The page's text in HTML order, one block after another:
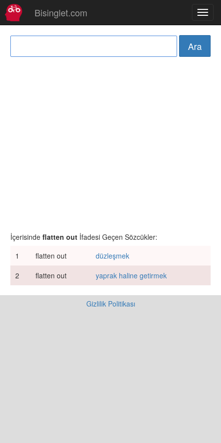
Bisinglet.com
İçerisinde flatten out İfadesi Geçen Sözcükler:
1
flatten out
düzleşmek
2
flatten out yaprak haline getirmek
Gizlilik Politikası